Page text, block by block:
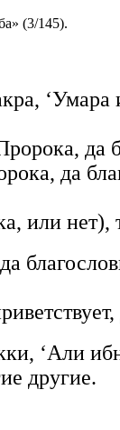
(3/145).
да
да
или нет),
‘Али
другие.